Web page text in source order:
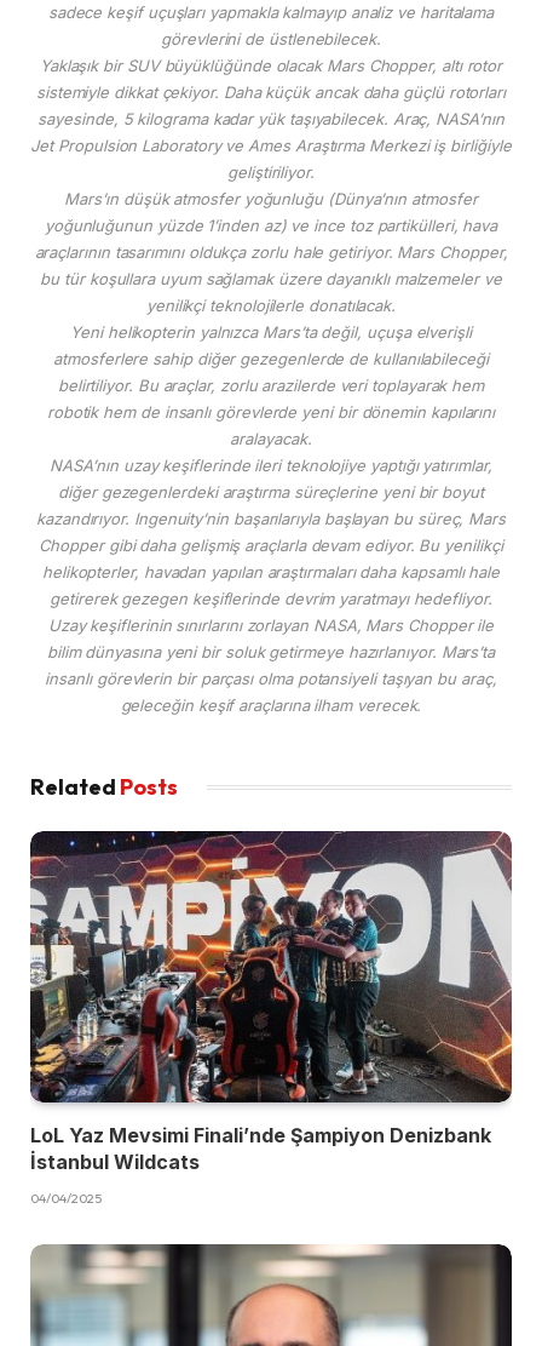
sadece keşif uçuşları yapmakla kalmayıp analiz ve haritalama
görevlerini de üstlenebilecek.
Yaklaşık bir SUV büyüklüğünde olacak Mars Chopper, altı rotor
sistemiyle dikkat çekiyor. Daha küçük ancak daha güçlü rotorları
sayesinde, 5 kilograma kadar yük taşıyabilecek. Araç, NASA’nın
Jet Propulsion Laboratory ve Ames Araştırma Merkezi iş birliğiyle
geliştiriliyor.
Mars’ın düşük atmosfer yoğunluğu (Dünya’nın atmosfer
yoğunluğunun yüzde 1’inden az) ve ince toz partikülleri, hava
araçlarının tasarımını oldukça zorlu hale getiriyor. Mars Chopper,
bu tür koşullara uyum sağlamak üzere dayanıklı malzemeler ve
yenilikçi teknolojilerle donatılacak.
Yeni helikopterin yalnızca Mars’ta değil, uçuşa elverişli
atmosferlere sahip diğer gezegenlerde de kullanılabileceği
belirtiliyor. Bu araçlar, zorlu arazilerde veri toplayarak hem
robotik hem de insanlı görevlerde yeni bir dönemin kapılarını
aralayacak.
NASA’nın uzay keşiflerinde ileri teknolojiye yaptığı yatırımlar,
diğer gezegenlerdeki araştırma süreçlerine yeni bir boyut
kazandırıyor. Ingenuity’nin başarılarıyla başlayan bu süreç, Mars
Chopper gibi daha gelişmiş araçlarla devam ediyor. Bu yenilikçi
helikopterler, havadan yapılan araştırmaları daha kapsamlı hale
getirerek gezegen keşiflerinde devrim yaratmayı hedefliyor.
Uzay keşiflerinin sınırlarını zorlayan NASA, Mars Chopper ile
bilim dünyasına yeni bir soluk getirmeye hazırlanıyor. Mars’ta
insanlı görevlerin bir parçası olma potansiyeli taşıyan bu araç,
geleceğin keşif araçlarına ilham verecek.
Related Posts
LoL Yaz Mevsimi Finali’nde Şampiyon Denizbank
İstanbul Wildcats
04/04/2025